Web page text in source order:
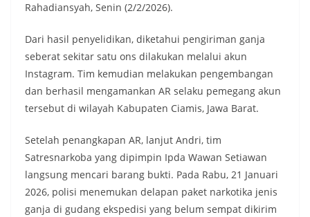
Rahadiansyah, Senin (2/2/2026).
Dari hasil penyelidikan, diketahui pengiriman ganja
seberat sekitar satu ons dilakukan melalui akun
Instagram. Tim kemudian melakukan pengembangan
dan berhasil mengamankan AR selaku pemegang akun
tersebut di wilayah Kabupaten Ciamis, Jawa Barat.
Setelah penangkapan AR, lanjut Andri, tim
Satresnarkoba yang dipimpin Ipda Wawan Setiawan
langsung mencari barang bukti. Pada Rabu, 21 Januari
2026, polisi menemukan delapan paket narkotika jenis
ganja di gudang ekspedisi yang belum sempat dikirim